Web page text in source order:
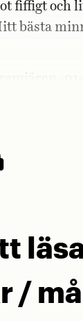
fiffigt och
bästa
/